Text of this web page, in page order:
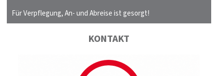
Für Verpflegung, An- und Abreise ist gesorgt!
KONTAKT